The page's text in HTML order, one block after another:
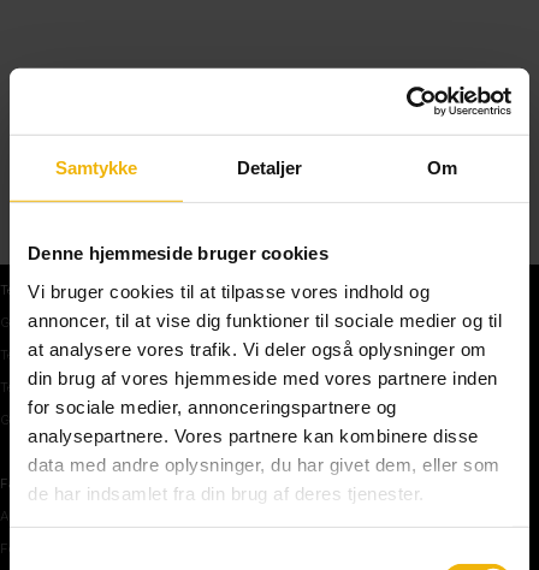
Samtykke Detaljer Om
Denne hjemmeside bruger cookies
Vi bruger cookies til at tilpasse vores indhold og
annoncer, til at vise dig funktioner til sociale medier og til
at analysere vores trafik. Vi deler også oplysninger om
din brug af vores hjemmeside med vores partnere inden
for sociale medier, annonceringspartnere og
analysepartnere. Vores partnere kan kombinere disse
data med andre oplysninger, du har givet dem, eller som
de har indsamlet fra din brug af deres tjenester.
Teoriprøver
Gratis teoriprøve
Teoriprøver oversigt
Teoriprøver – pakker/priser
Generhvervelse af kørekort
Færdselstavler
Advarselstavler
Forbudstavler